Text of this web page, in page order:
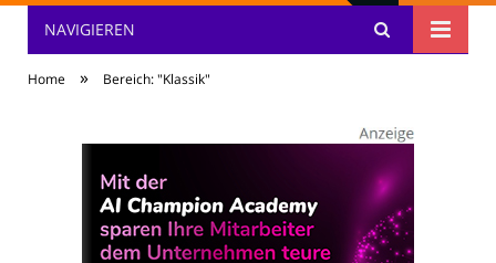
Theater: [KA] :pelle
NAVIGIEREN
Home » Bereich: "Klassik"